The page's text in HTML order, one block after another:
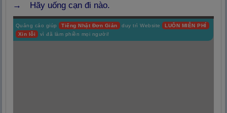
Nghĩa: Không khí, khí chất; khí
khái, khí phách
→ Hãy uống cạn đi nào.
Quảng cáo giúp Tiếng Nhật Đơn Giản duy trì Website LUÔN MIỄN PHÍ
Xin lỗi
vì đã làm phiền mọi người!